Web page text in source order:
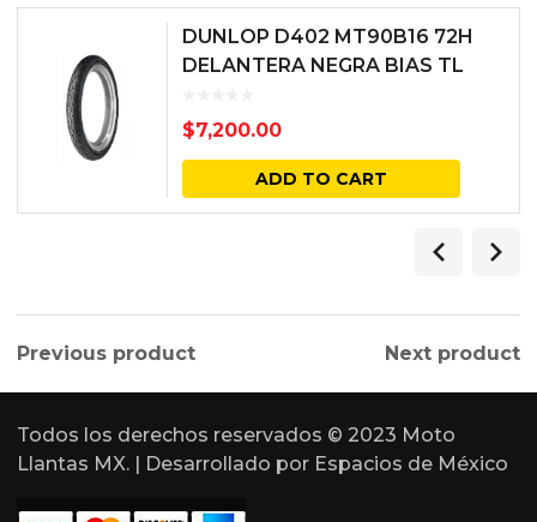
DUNLOP D402 MT90B16 72H
DELANTERA NEGRA BIAS TL
$7,200.00
ADD TO CART
Previous product Next product
Todos los derechos reservados © 2023 Moto
Llantas MX. | Desarrollado por Espacios de México